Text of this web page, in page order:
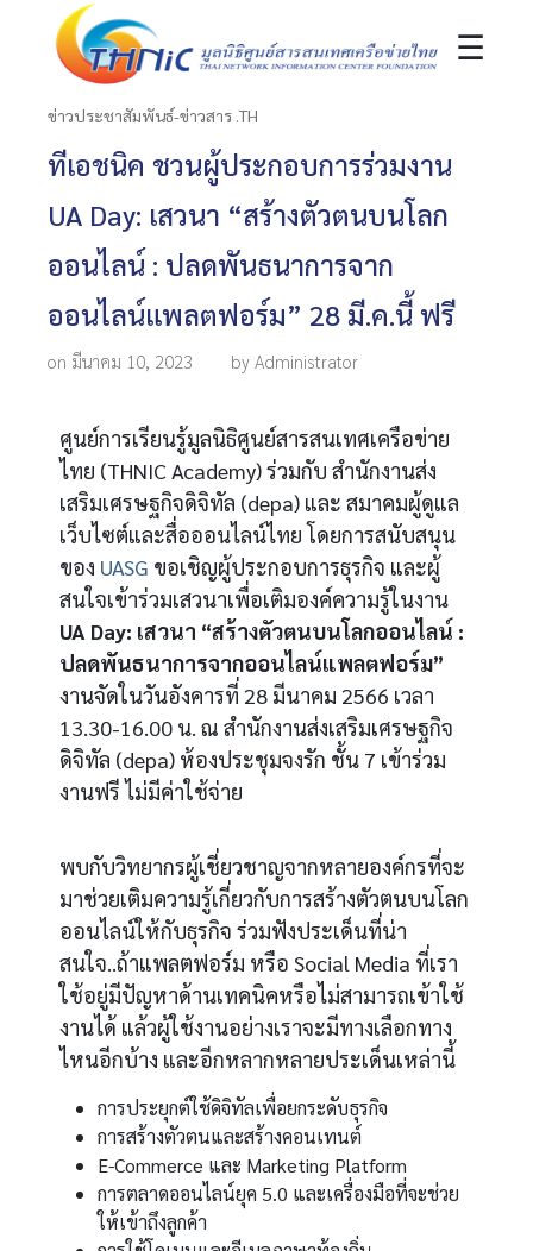
☰
ข่าวประชาสัมพันธ์-ข่าวสาร .TH
ทีเอชนิค ชวนผู้ประกอบการร่วมงาน
UA Day: เสวนา “สร้างตัวตนบนโลก
ออนไลน์ : ปลดพันธนาการจาก
ออนไลน์แพลตฟอร์ม” 28 มี.ค.นี้ ฟรี
on มีนาคม 10, 2023 by Administrator
ศูนย์การเรียนรู้มูลนิธิศูนย์สารสนเทศเครือข่าย
ไทย (THNIC Academy) ร่วมกับ สำนักงานส่ง
เสริมเศรษฐกิจดิจิทัล (depa) และ สมาคมผู้ดูแล
เว็บไซต์และสื่อออนไลน์ไทย โดยการสนับสนุน
ของ UASG ขอเชิญผู้ประกอบการธุรกิจ และผู้
สนใจเข้าร่วมเสวนาเพื่อเติมองค์ความรู้ในงาน
UA Day: เสวนา “สร้างตัวตนบนโลกออนไลน์ :
ปลดพันธนาการจากออนไลน์แพลตฟอร์ม”
งานจัดในวันอังคารที่ 28 มีนาคม 2566 เวลา
13.30-16.00 น. ณ สำนักงานส่งเสริมเศรษฐกิจ
ดิจิทัล (depa) ห้องประชุมจงรัก ชั้น 7 เข้าร่วม
งานฟรี ไม่มีค่าใช้จ่าย
พบกับวิทยากรผู้เชี่ยวชาญจากหลายองค์กรที่จะ
มาช่วยเติมความรู้เกี่ยวกับการสร้างตัวตนบนโลก
ออนไลน์ให้กับธุรกิจ ร่วมฟังประเด็นที่น่า
สนใจ..ถ้าแพลตฟอร์ม หรือ Social Media ที่เรา
ใช้อยู่มีปัญหาด้านเทคนิคหรือไม่สามารถเข้าใช้
งานได้ แล้วผู้ใช้งานอย่างเราจะมีทางเลือกทาง
ไหนอีกบ้าง และอีกหลากหลายประเด็นเหล่านี้
การประยุกต์ใช้ดิจิทัลเพื่อยกระดับธุรกิจ
การสร้างตัวตนและสร้างคอนเทนต์
E-Commerce และ Marketing Platform
การตลาดออนไลน์ยุค 5.0 และเครื่องมือที่จะช่วย
ให้เข้าถึงลูกค้า